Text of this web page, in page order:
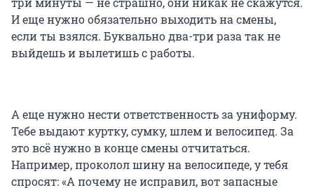
И еще нужно обязательно выходить на смены,
если ты взялся. Буквально два-три раза так не
выйдешь и вылетишь с работы.
А еще нужно нести ответственность за униформу.
Тебе выдают куртку, сумку, шлем и велосипед. За
это всё нужно в конце смены отчитаться.
Например, проколол шину на велосипеде, у тебя
спросят: «А почему не исправил, вот запасные